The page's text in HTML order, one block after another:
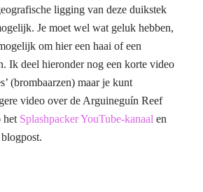
ligging van deze duikstek
Je moet wel wat geluk hebben,
om hier een haai of een
Ik deel hieronder nog een korte video
(brombaarzen) maar je kunt
video over de Arguineguín Reef
het Splashpacker YouTube-kanaal en